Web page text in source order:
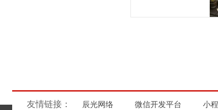
友情链接： 辰光网络 微信开发平台 小